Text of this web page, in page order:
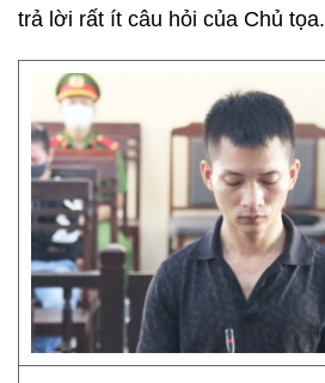
trả lời rất ít câu hỏi của Chủ tọa.